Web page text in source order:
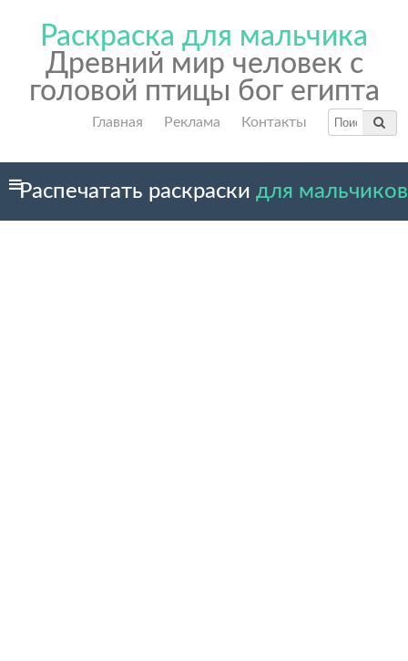
Раскраска для мальчика
Древний мир человек с
головой птицы бог египта
Главная Реклама Контакты
Распечатать раскраски для мальчиков